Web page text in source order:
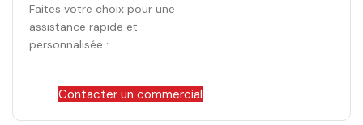
Faites votre choix pour une
assistance rapide et
personnalisée :
Contacter un commercial